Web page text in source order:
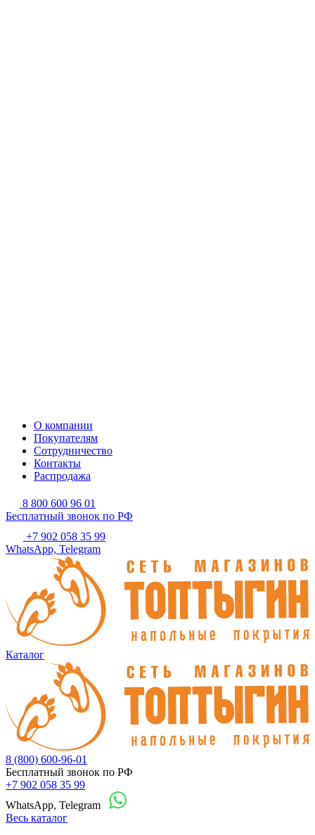
О компании
Покупателям
Сотрудничество
Контакты
Распродажа
8 800 600 96 01
Бесплатный звонок по РФ
+7 902 058 35 99
WhatsApp, Telegram
Каталог
8 (800) 600-96-01
Бесплатный звонок по РФ
+7 902 058 35 99
WhatsApp, Telegram
Весь каталог